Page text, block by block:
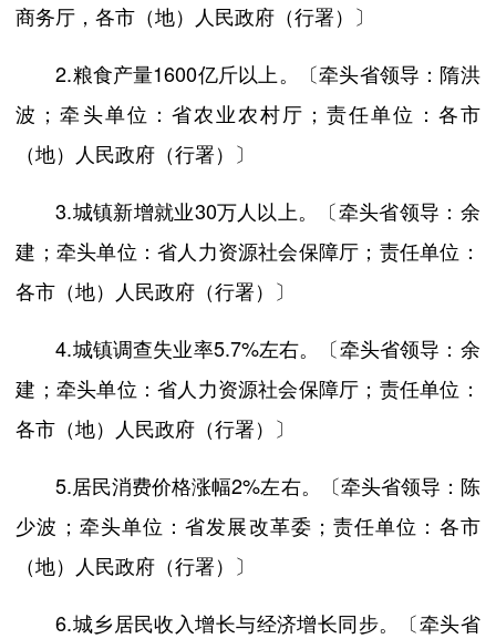
商务厅，各市（地）人民政府（行署）〕
2.粮食产量1600亿斤以上。〔牵头省领导：隋洪
波；牵头单位：省农业农村厅；责任单位：各市
（地）人民政府（行署）〕
3.城镇新增就业30万人以上。〔牵头省领导：余
建；牵头单位：省人力资源社会保障厅；责任单位：
各市（地）人民政府（行署）〕
4.城镇调查失业率5.7%左右。〔牵头省领导：余
建；牵头单位：省人力资源社会保障厅；责任单位：
各市（地）人民政府（行署）〕
5.居民消费价格涨幅2%左右。〔牵头省领导：陈
少波；牵头单位：省发展改革委；责任单位：各市
（地）人民政府（行署）〕
6.城乡居民收入增长与经济增长同步。〔牵头省